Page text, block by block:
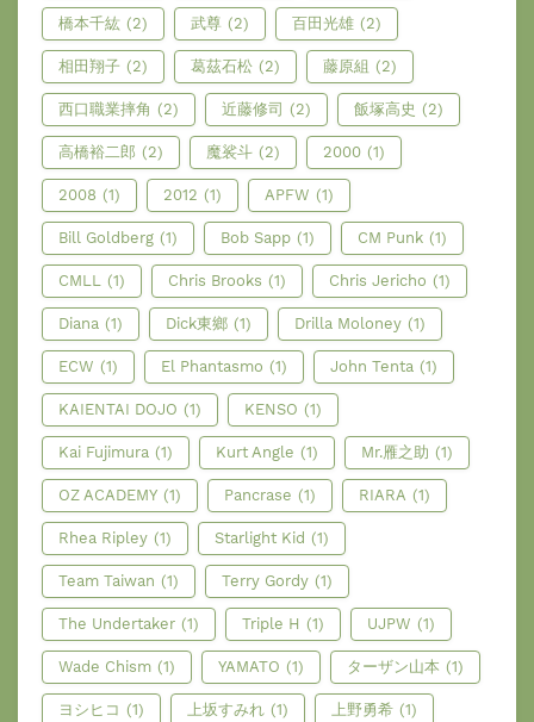
橋本千紘 (2) 武尊 (2) 百田光雄 (2)
相田翔子 (2) 葛茲石松 (2) 藤原組 (2)
西口職業摔角 (2) 近藤修司 (2) 飯塚高史 (2)
高橋裕二郎 (2) 魔裟斗 (2) 2000 (1)
2008 (1) 2012 (1) APFW (1)
Bill Goldberg (1) Bob Sapp (1) CM Punk (1)
CMLL (1) Chris Brooks (1) Chris Jericho (1)
Diana (1) Dick東鄉 (1) Drilla Moloney (1)
ECW (1) El Phantasmo (1) John Tenta (1)
KAIENTAI DOJO (1) KENSO (1)
Kai Fujimura (1) Kurt Angle (1) Mr.雁之助 (1)
OZ ACADEMY (1) Pancrase (1) RIARA (1)
Rhea Ripley (1) Starlight Kid (1)
Team Taiwan (1) Terry Gordy (1)
The Undertaker (1) Triple H (1) UJPW (1)
Wade Chism (1) YAMATO (1) ターザン山本 (1)
ヨシヒコ (1) 上坂すみれ (1) 上野勇希 (1)